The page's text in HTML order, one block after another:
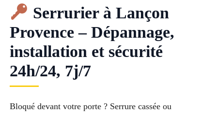
Serrurier à Lançon
Provence – Dépannage,
installation et sécurité
24h/24, 7j/7
Bloqué devant votre porte ? Serrure cassée ou